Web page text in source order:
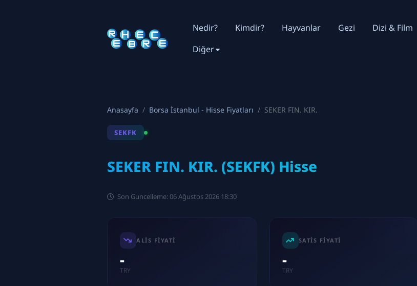
Nedir? Kimdir? Hayvanlar Gezi Dizi & Film
Diğer
Anasayfa Borsa İstanbul - Hisse Fiyatları SEKER FIN. KIR.
SEKFK
SEKER FIN. KIR. (SEKFK) Hisse
Son Guncelleme: 06 Ağustos 2026 18:30
ALIS FIYATI
-
TRY
SATIS FIYATI
-
TRY